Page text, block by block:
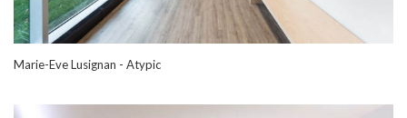
Marie-Eve Lusignan - Atypic